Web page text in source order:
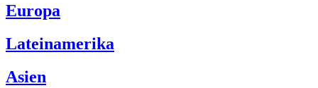
Europa
Lateinamerika
Asien